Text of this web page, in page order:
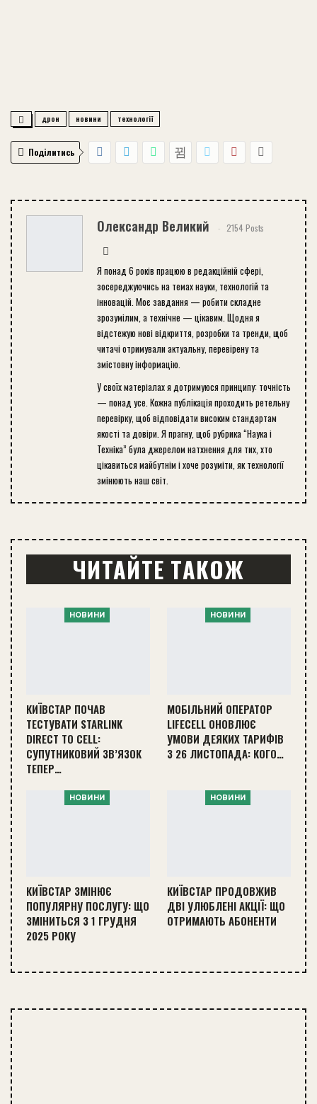
дрон новини технології
Поділитись
Олександр Великий 2154 Posts
Я понад 6 років працюю в редакційній сфері,
зосереджуючись на темах науки, технологій та
інновацій. Моє завдання — робити складне
зрозумілим, а технічне — цікавим. Щодня я
відстежую нові відкриття, розробки та тренди, щоб
читачі отримували актуальну, перевірену та
змістовну інформацію.
У своїх матеріалах я дотримуюся принципу: точність
— понад усе. Кожна публікація проходить ретельну
перевірку, щоб відповідати високим стандартам
якості та довіри. Я прагну, щоб рубрика “Наука і
Техніка” була джерелом натхнення для тих, хто
цікавиться майбутнім і хоче розуміти, як технології
змінюють наш світ.
ЧИТАЙТЕ ТАКОЖ
НОВИНИ
КИЇВСТАР ПОЧАВ
ТЕСТУВАТИ STARLINK
DIRECT TO CELL:
СУПУТНИКОВИЙ ЗВ’ЯЗОК
ТЕПЕР…
НОВИНИ
МОБІЛЬНИЙ ОПЕРАТОР
LIFECELL ОНОВЛЮЄ
УМОВИ ДЕЯКИХ ТАРИФІВ
З 26 ЛИСТОПАДА: КОГО…
НОВИНИ
КИЇВСТАР ЗМІНЮЄ
ПОПУЛЯРНУ ПОСЛУГУ: ЩО
ЗМІНИТЬСЯ З 1 ГРУДНЯ
2025 РОКУ
НОВИНИ
КИЇВСТАР ПРОДОВЖИВ
ДВІ УЛЮБЛЕНІ АКЦІЇ: ЩО
ОТРИМАЮТЬ АБОНЕНТИ